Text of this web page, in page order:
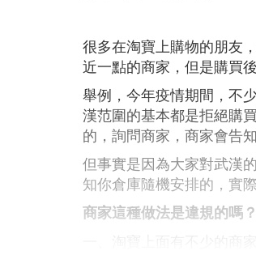
很多在淘寶上購物的朋友
近一點的商家，但是購買
舉例，今年疫情期間，不
漢范圍的基本都是拒絕購
的，詢問商家，商家會告
但事實是因為大家對武漢
知你倉庫隨機安排的，實
商家這種做法是違規的嗎
顯示和實際發貨地址不符